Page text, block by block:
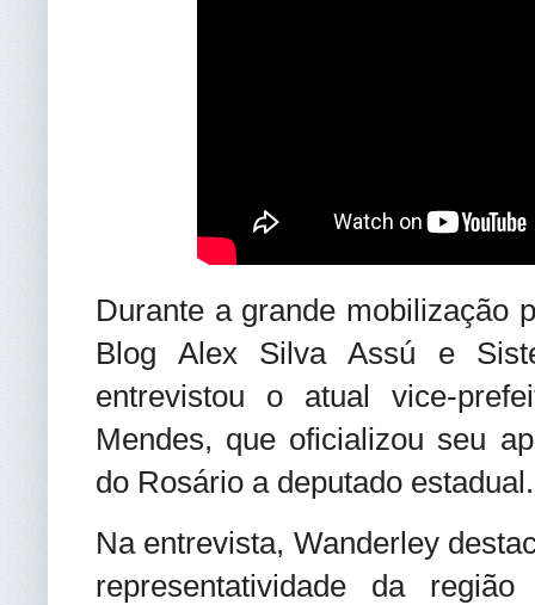
Durante a grande mobilização
Blog Alex Silva Assú e
entrevistou o atual vice-
Mendes, que oficializou seu
do Rosário a deputado estadual.
Na entrevista, Wanderley
representatividade da